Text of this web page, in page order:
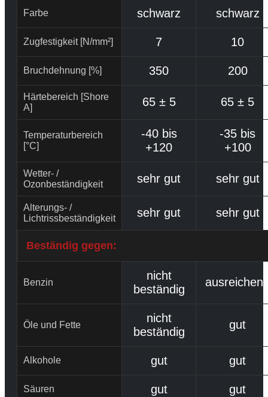
Farbe schwarz schwarz
Zugfestigkeit [N/mm²] 7 10
Bruchdehnung [%] 350 200
Härtebereich [Shore
A]
65 ± 5 65 ± 5
Temperaturbereich
[°C]
-40 bis
+120
-35 bis
+100
Wetter- /
Ozonbeständigkeit
sehr gut sehr gut
Alterungs- /
Lichtrissbeständigkeit
sehr gut sehr gut
Beständig gegen:
Benzin
nicht
beständig
Öle und Fette
nicht
beständig
gut
Alkohole gut gut
Säuren gut gut